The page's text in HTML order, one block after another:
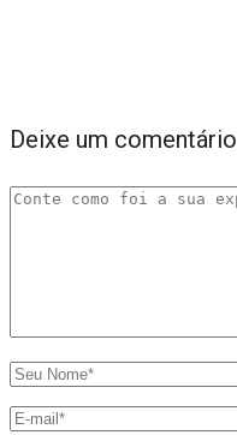
Deixe um comentário